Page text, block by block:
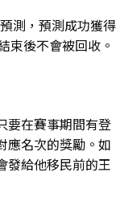
測，預測成功獲得
束後不會被回收。
要在賽事期間有登
應名次的獎勵。如
發給他移民前的王